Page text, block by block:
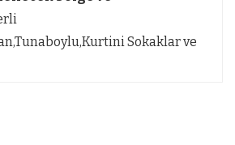
Sokaklar ve